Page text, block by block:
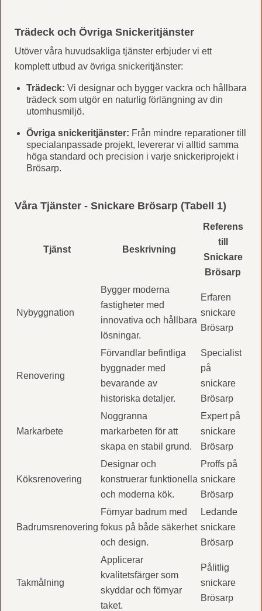
Trädeck och Övriga Snickeritjänster
Utöver våra huvudsakliga tjänster erbjuder vi ett
komplett utbud av övriga snickeritjänster:
Trädeck: Vi designar och bygger vackra och hållbara
trädeck som utgör en naturlig förlängning av din
utomhusmiljö.
Övriga snickeritjänster: Från mindre reparationer till
specialanpassade projekt, levererar vi alltid samma
höga standard och precision i varje snickeriprojekt i
Brösarp.
Våra Tjänster - Snickare Brösarp (Tabell 1)
Tjänst Beskrivning
Referens
till
Snickare
Brösarp
Nybyggnation
Bygger moderna
fastigheter med
innovativa och hållbara
lösningar.
Erfaren
snickare
Brösarp
Renovering
Förvandlar befintliga
byggnader med
bevarande av
historiska detaljer.
Specialist
på
snickare
Brösarp
Markarbete
Noggranna
markarbeten för att
skapa en stabil grund.
Expert på
snickare
Brösarp
Köksrenovering
Designar och
konstruerar funktionella
och moderna kök.
Proffs på
snickare
Brösarp
Badrumsrenovering
Förnyar badrum med
fokus på både säkerhet
och design.
Ledande
snickare
Brösarp
Takmålning
Applicerar
kvalitetsfärger som
skyddar och förnyar
taket.
Pålitlig
snickare
Brösarp